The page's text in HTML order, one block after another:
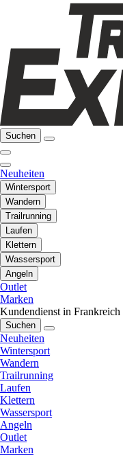
Suchen
Neuheiten
Wintersport
Wandern
Trailrunning
Laufen
Klettern
Wassersport
Angeln
Outlet
Marken
Kundendienst in Frankreich
Suchen
Neuheiten
Wintersport
Wandern
Trailrunning
Laufen
Klettern
Wassersport
Angeln
Outlet
Marken